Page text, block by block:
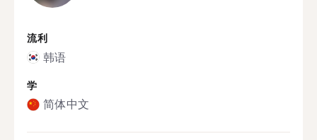
流利
韩语
学
简体中文